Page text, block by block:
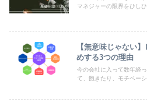
マネジャーの限界をひし
【無意味じゃない
めする3つの理由
今の会社に入って数年経
て、飽きたり、モチベー